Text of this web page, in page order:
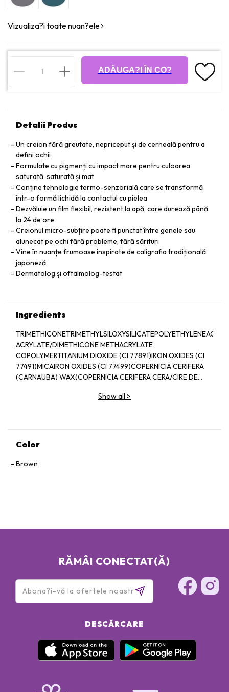
Vizualiza?i toate nuan?ele
ADĂUGA?I ÎN CO?
Detalii Produs
Un creion fără greutate, nepriceput și de cerneală pentru a
defini ochii
Formulate cu pigmenți cu impact mare pentru culoarea
saturată, saturată și mat
Conține tehnologie termo-senzorială care se transformă
într-o formă lichidă la contactul cu pielea
Dezvăluie un film flexibil, rezistent la apă, care durează până
la 24 de ore
Creionul micro-subțire poate fi punctat între genele sau
alunecat pe ochi fără probleme, fără sărituri
Vine în nuanțe frumoase inspirate de caligrafia tradițională
japoneză
Dermatolog și oftalmolog-testat
Ingredients
ACRYLATE/DIMETHICONE METHACRYLATE
COPOLYMERTITANIUM DIOXIDE (CI 77891)IRON OXIDES (CI
77491)MICAIRON OXIDES (CI 77499)COPERNICIA CERIFERA
(CARNAUBA) WAX(COPERNICIA CERIFERA CERA/CIRE DE
(CANDELILLA) WAX(CANDELILLA CERA/CIRE DE
77492)BHT[+/-(MAY CONTAIN/PEUT
FERROCYANIDE (CI 77510)FERRIC FERROCYANIDE (CI
Show all >
Color
Brown
RĂMÂI CONECTAT(Ă)
DESCĂRCARE